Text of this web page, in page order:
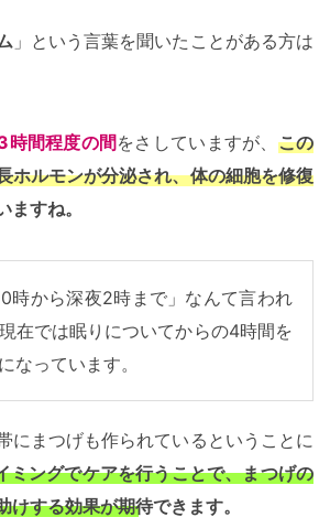
」という言葉を聞いたことがある方は
時間程度の間 をさしていますが、 この
ホルモンが分泌され、体の細胞を修復
すね。
時から深夜2時まで」なんて言われ
在では眠りについてからの4時間を
なっています。
にまつげも作られているということに
ミングでケアを行うことで、まつげの
けする効果が期待できます。